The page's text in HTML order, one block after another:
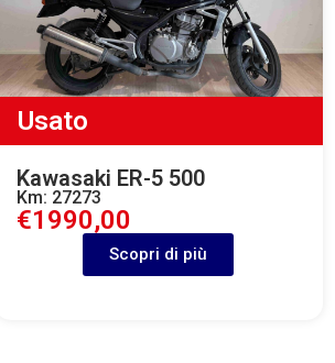
Usato
Kawasaki ER-5 500
Km: 27273
€1990,00
Scopri di più